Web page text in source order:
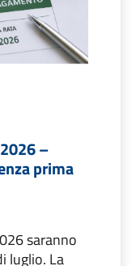
–
prima
saranno
luglio. La